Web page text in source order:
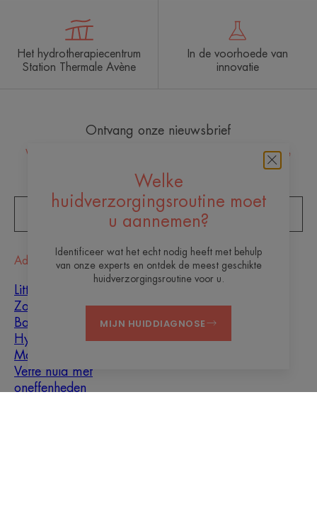
Welke
huidverzorgingsroutine moet
u aannemen?
Identificeer wat het echt nodig heeft met behulp
van onze experts en ontdek de meest geschikte
huidverzorgingsroutine voor u.
MIJN HUIDDIAGNOSE
Het hydrotherapiecentrum
Station Thermale Avène
In de voorhoede van
innovatie
Ontvang onze nieuwsbrief
Wij staan altijd voor u klaar met de nodige huidzorg! Al onze
ZICH INSCHRIJVEN VOOR DE NIEUWSBRIEF
Advies
Littekenvorming
Zonnebeschermingsproducten
Baby
Hyperkeratose
Mannen
Vette huid met
oneffenheden